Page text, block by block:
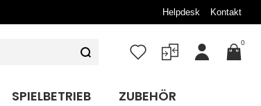
Helpdesk Kontakt
Mein
0
SPIELBETRIEB
ZUBEHÖR